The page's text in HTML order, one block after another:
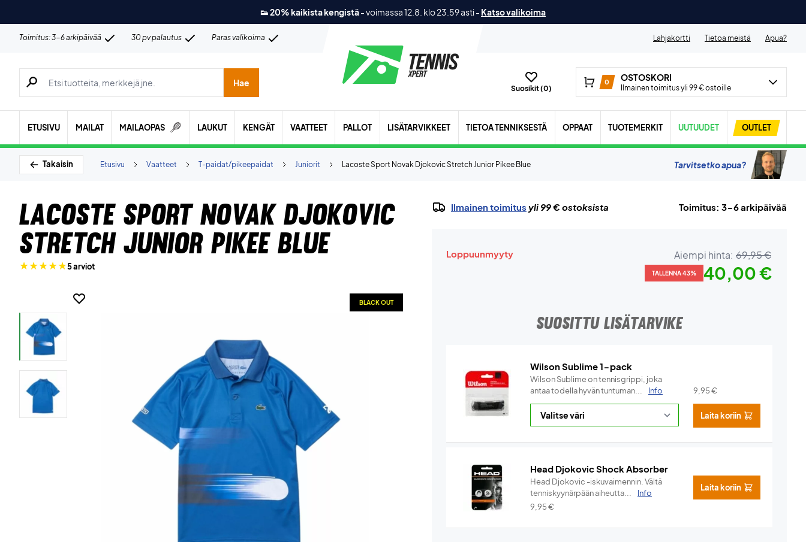
👟 20% kaikista kengistä-voimassa 12.8. klo 23.59 asti- Katso valikoima
Toimitus: 3-6 arkipäivää 30 pv palautus Paras valikoima Lahjakortti Tietoa meistä Apua?
Hae tuotteita, merkkejä jne.
Hae
Suosikit (0)
0 OSTOSKORI
Ilmainen toimitus yli 99 € ostoille
ETUSIVU MAILAT MAILAOPAS LAUKUT KENGÄT VAATTEET PALLOT LISÄTARVIKKEET TIETOA TENNIKSESTÄ OPPAAT TUOTEMERKIT UUTUUDET OUTLET
Takaisin Lacoste Sport Novak Djokovic Stretch Junior Pikee Blue
Juniorit
T-paidat/pikeepaidat
Vaatteet
Etusivu Tarvitsetko apua?
Lacoste Sport Novak Djokovic
Stretch Junior Pikee Blue
5 arviot
BLACK OUT
Ilmainen toimitus yli 99 € ostoksista Toimitus: 3-6 arkipäivää
Loppuunmyyty Aiempi hinta: 69,95 €
TALLENNA 43% 40,00 €
SUOSITTU LISÄTARVIKE
Wilson Sublime 1-pack
Wilson Sublime on tennisgrippi, joka
antaa todella hyvän tuntuman...
Info 9,95€
Laita koriin
Head Djokovic Shock Absorber
Head Djokovic -iskuvaimennin. Vältä
tenniskyynärpään aiheutta...
Info
9,95€
Laita koriin